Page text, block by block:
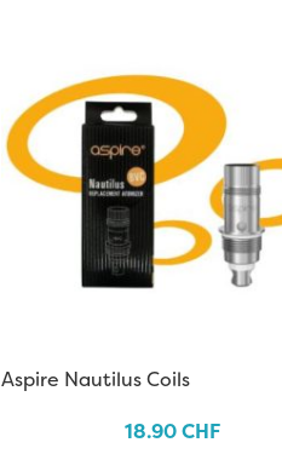
Aspire Nautilus Coils
18.90CHF